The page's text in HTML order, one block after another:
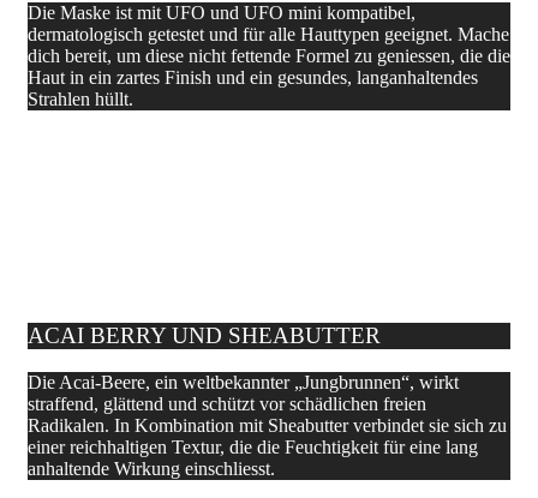
Die Maske ist mit UFO und UFO mini kompatibel,
dermatologisch getestet und für alle Hauttypen geeignet. Mache
dich bereit, um diese nicht fettende Formel zu geniessen, die die
Haut in ein zartes Finish und ein gesundes, langanhaltendes
Strahlen hüllt.
ACAI BERRY UND SHEABUTTER
Die Acai-Beere, ein weltbekannter „Jungbrunnen“, wirkt
straffend, glättend und schützt vor schädlichen freien
Radikalen. In Kombination mit Sheabutter verbindet sie sich zu
einer reichhaltigen Textur, die die Feuchtigkeit für eine lang
anhaltende Wirkung einschliesst.